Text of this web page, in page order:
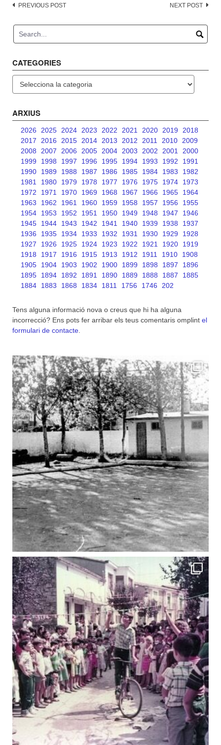
Post
PREVIOUS POST NEXT POST
CATEGORIES
ARXIUS
2026 2025 2024 2023 2022 2021 2020 2019
2018
2017
2016 2015 2014 2013 2012 2011 2010
2009
2008
2007 2006 2005 2004 2003 2002 2001
2000
1999
1998 1997 1996 1995 1994 1993 1992
1991
1990
1989 1988 1987 1986 1985 1984 1983
1982
1981
1980 1979 1978 1977 1976 1975 1974
1973
1972
1971 1970 1969 1968 1967 1966 1965
1964
1963
1962 1961 1960 1959 1958 1957 1956
1955
1954
1953 1952 1951 1950 1949 1948 1947
1946
1945
1944 1943 1942 1941 1940 1939 1938
1937
1936
1935 1934 1933 1932 1931 1930 1929
1928
1927
1926 1925 1924 1923 1922 1921 1920
1919
1918
1917 1916 1915 1913 1912 1911 1910
1908
1905
1904 1903 1902 1900 1899 1898 1897
1896
1895
1894 1892 1891 1890 1889 1888 1887
1885
1884
1883 1868 1834 1811 1756 1746 202
Tens alguna informació nova o creus que hi ha alguna
incorrecció? Ens pots fer arribar els teus comentaris omplint el
formulari de contacte